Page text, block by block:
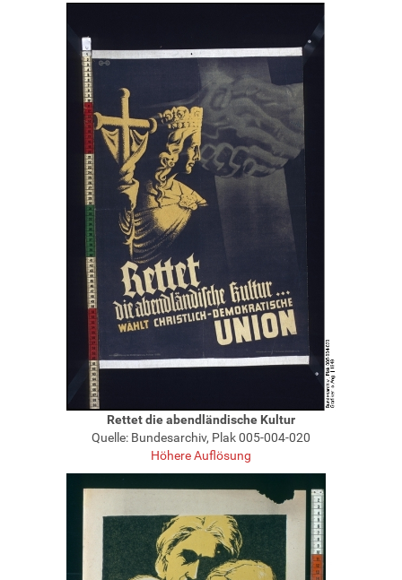
Rettet die abendländische Kultur
Quelle: Bundesarchiv, Plak 005-004-020
Höhere Auflösung